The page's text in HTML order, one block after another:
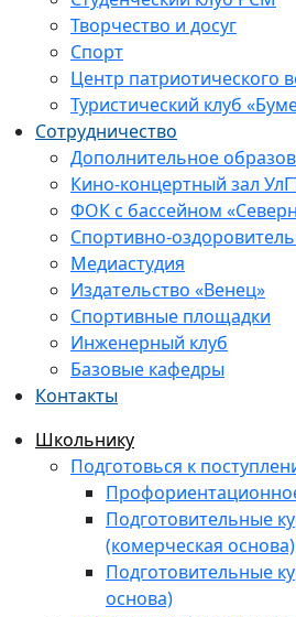
Творчество и досуг
Спорт
Центр патриотического
Туристический клуб
Сотрудничество
Дополнительное
Кино-концертный зал
ФОК с бассейном
Спортивно-
Медиастудия
Издательство «Венец»
Спортивные площадки
Инженерный клуб
Базовые кафедры
Контакты
Школьнику
Подготовься к
Подготовительные
(комерческая основа)
Подготовительные
основа)